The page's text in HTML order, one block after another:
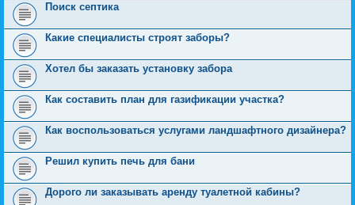
Поиск септика
Какие специалисты строят заборы?
Хотел бы заказать установку забора
Как составить план для газификации участка?
Как воспользоваться услугами ландшафтного дизайнера?
Решил купить печь для бани
Дорого ли заказывать аренду туалетной кабины?